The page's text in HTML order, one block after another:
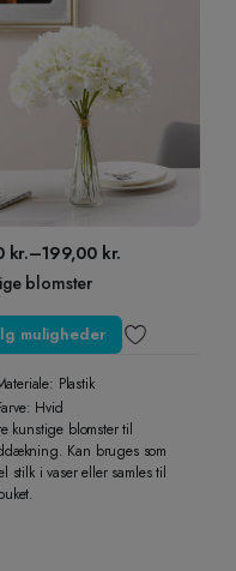
kr.–199,00 kr.
kr.
blomster
muligheder
Plastik
Hvid
kunstige blomster til
Kan bruges som
stilk i vaser eller samles til